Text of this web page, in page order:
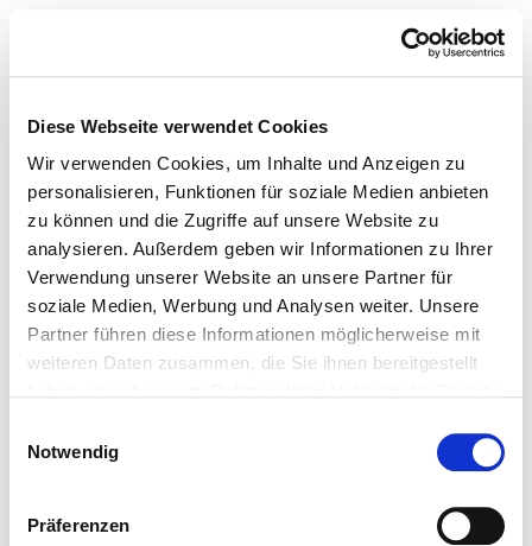
Diese Webseite verwendet Cookies
Wir verwenden Cookies, um Inhalte und Anzeigen zu
personalisieren, Funktionen für soziale Medien anbieten
zu können und die Zugriffe auf unsere Website zu
analysieren. Außerdem geben wir Informationen zu Ihrer
Verwendung unserer Website an unsere Partner für
soziale Medien, Werbung und Analysen weiter. Unsere
Partner führen diese Informationen möglicherweise mit
weiteren Daten zusammen, die Sie ihnen bereitgestellt
Notwendig
Präferenzen